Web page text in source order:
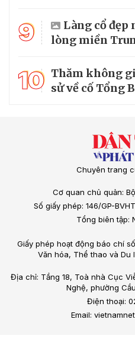
9
Làng cổ đẹp
lòng miền
10 Thăm không
sử về cố Tổng
Chuyên trang
Cơ quan chủ quản:
Số giấy phép: 146/GP-
Tổng biên tập:
Giấy phép hoạt động báo chí
Văn hóa, Thể thao và Du
Địa chỉ: Tầng 18, Toà nhà Cục
Nghệ, phường
Điện thoại:
Email: